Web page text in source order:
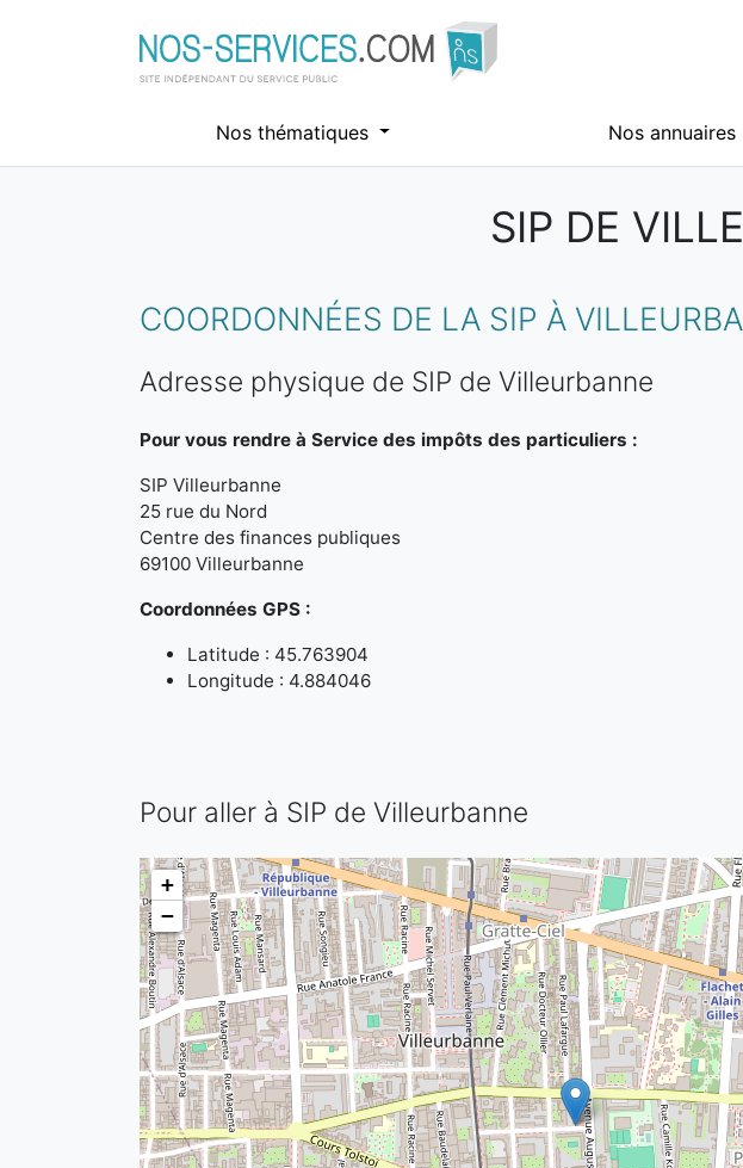
Nos thématiques Nos annuaires
SIP DE
COORDONNÉES DE LA SIP À
Adresse physique de SIP de Villeurbanne
Pour vous rendre à Service des impôts des particuliers :
SIP Villeurbanne
25 rue du Nord
Centre des finances publiques
69100 Villeurbanne
Coordonnées GPS :
Latitude : 45.763904
Longitude : 4.884046
Pour aller à SIP de Villeurbanne
+
−